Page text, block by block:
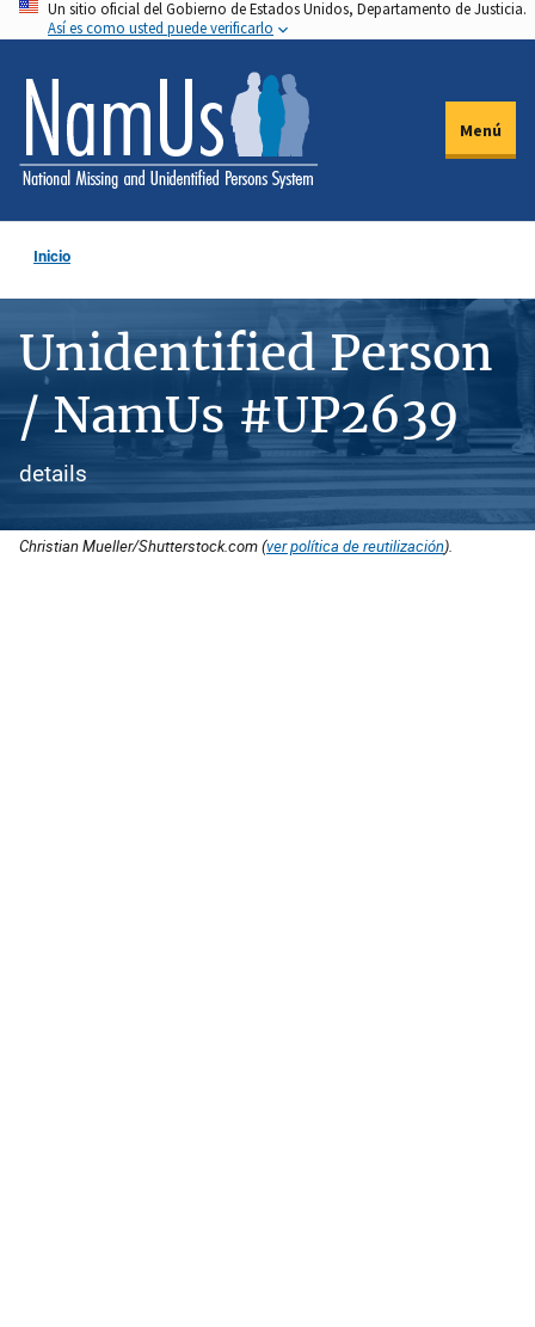
Pasar
al
contenido
principal
Un sitio oficial del Gobierno de Estados Unidos, Departamento de Justicia.
Así es como usted puede verificarlo
Menú
Inicio
Unidentified Person
/ NamUs #UP2639
details
Christian Mueller/Shutterstock.com (ver política de reutilización).